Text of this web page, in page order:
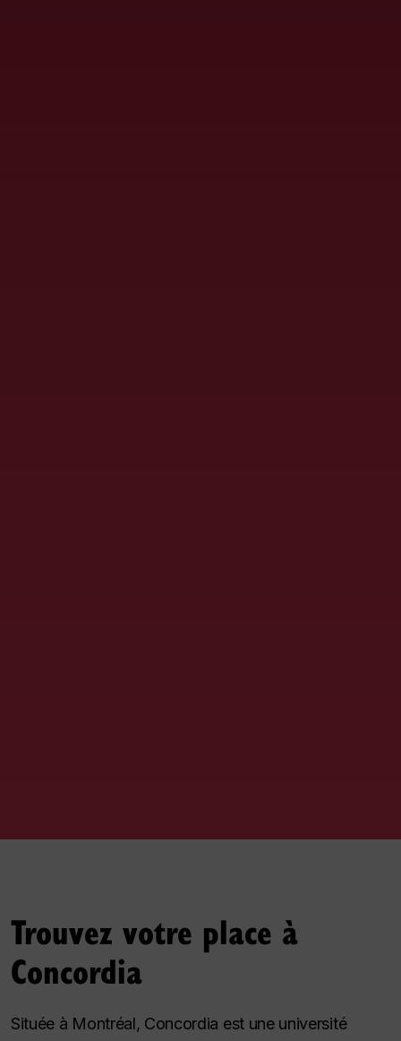
Trouvez votre place à
Concordia
Située à Montréal, Concordia est une université